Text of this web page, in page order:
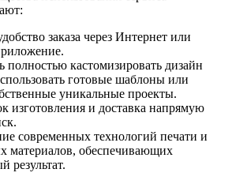
заказа через Интернет или
полностью кастомизировать дизайн
готовые шаблоны или
уникальные проекты.
изготовления и доставка напрямую
современных технологий печати и
материалов, обеспечивающих
результат.